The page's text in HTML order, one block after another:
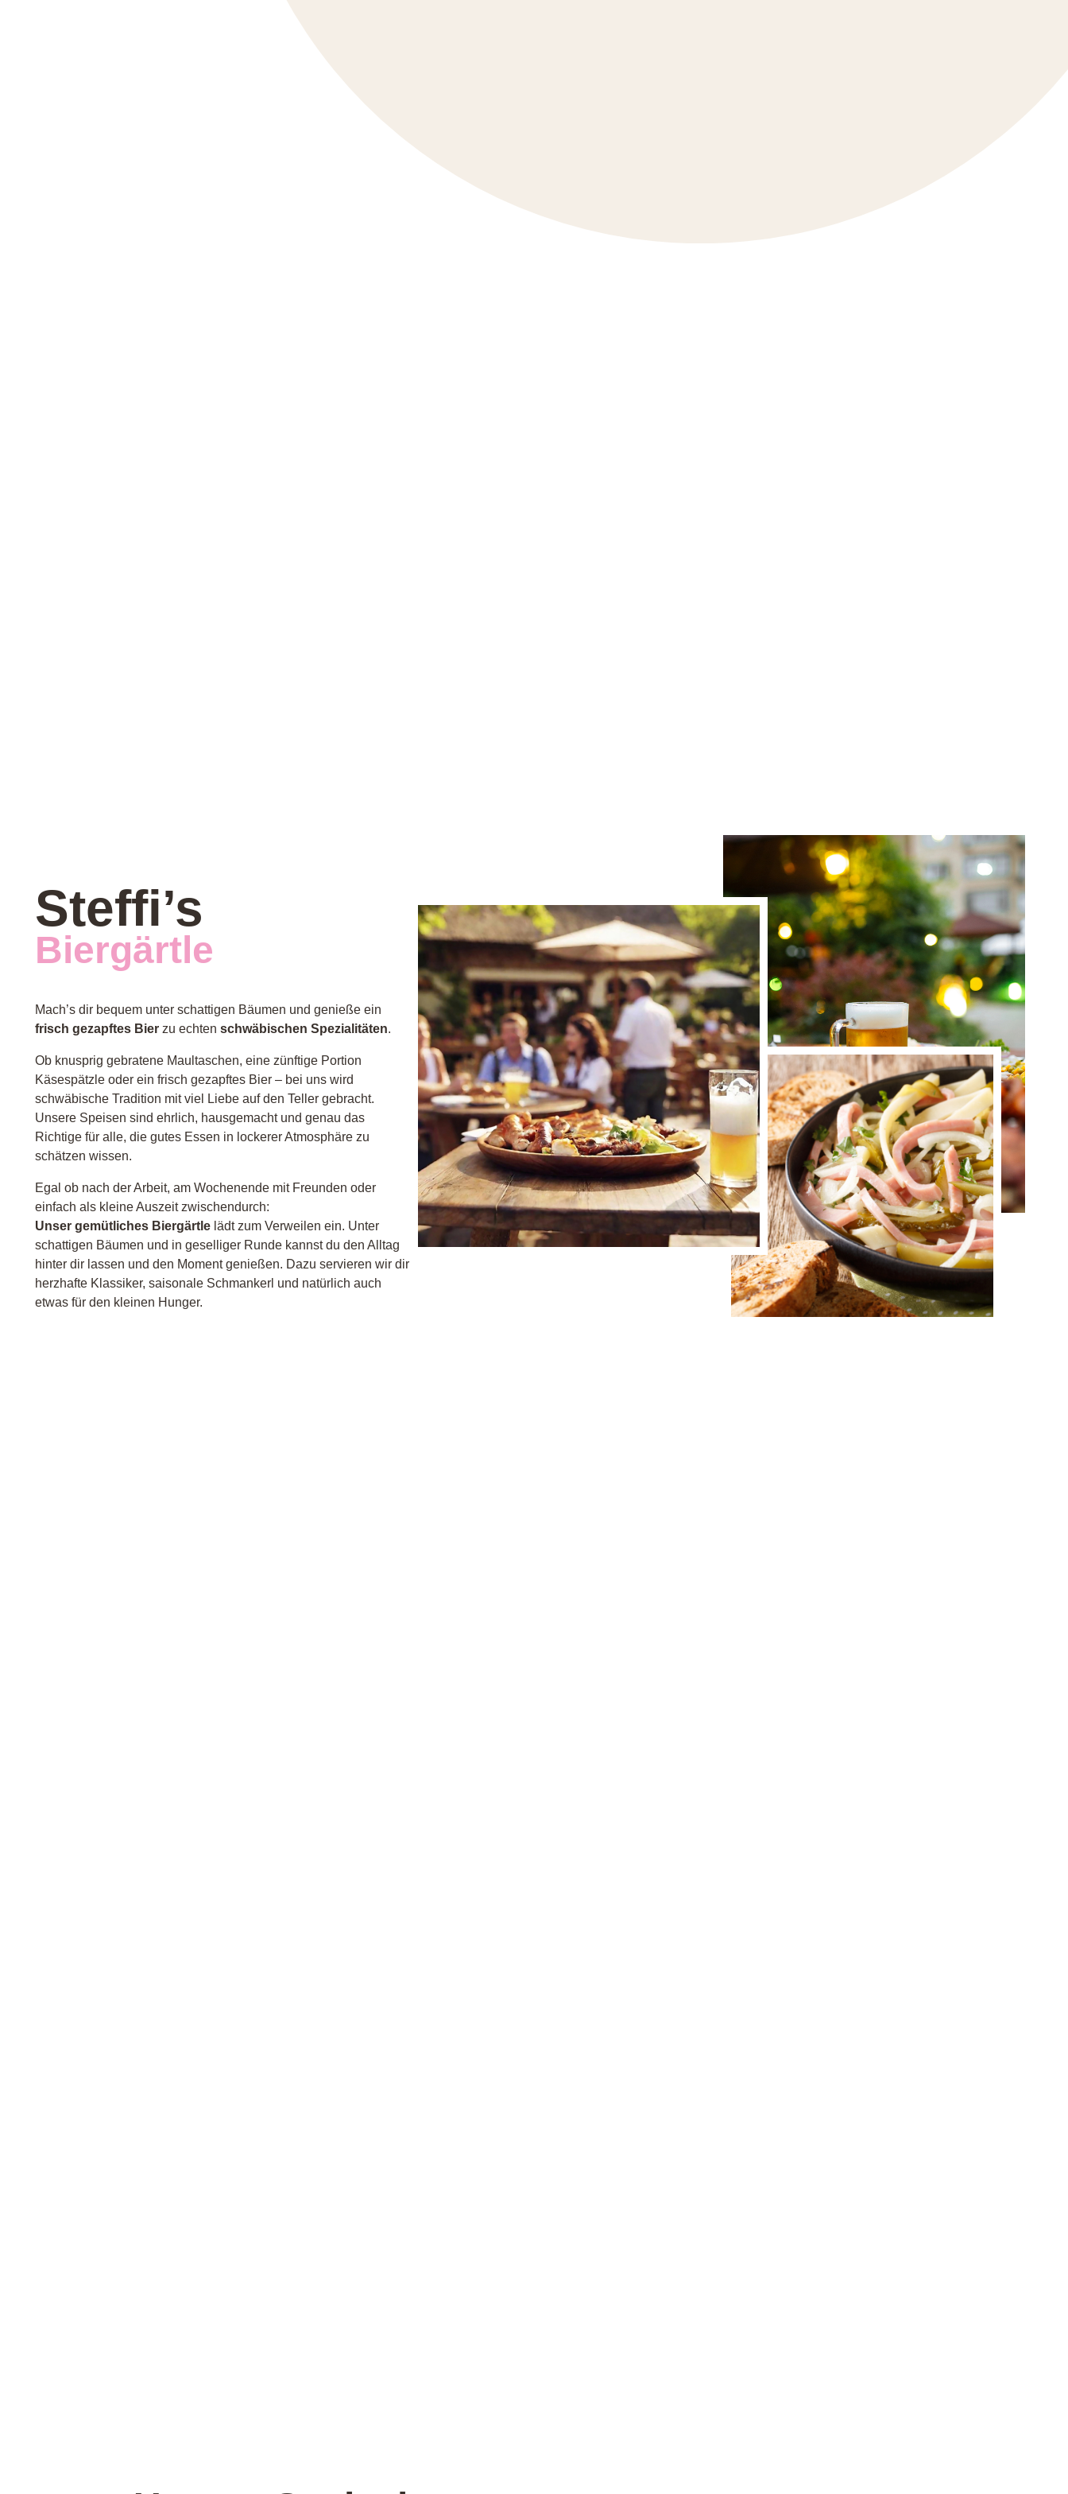
Steffi’s
Biergärtle
Mach’s dir bequem unter schattigen Bäumen und genieße ein
frisch gezapftes Bier zu echten schwäbischen Spezialitäten.
Ob knusprig gebratene Maultaschen, eine zünftige Portion
Käsespätzle oder ein frisch gezapftes Bier – bei uns wird
schwäbische Tradition mit viel Liebe auf den Teller gebracht.
Unsere Speisen sind ehrlich, hausgemacht und genau das
Richtige für alle, die gutes Essen in lockerer Atmosphäre zu
schätzen wissen.
Egal ob nach der Arbeit, am Wochenende mit Freunden oder
einfach als kleine Auszeit zwischendurch:
Unser gemütliches Biergärtle lädt zum Verweilen ein. Unter
schattigen Bäumen und in geselliger Runde kannst du den Alltag
hinter dir lassen und den Moment genießen. Dazu servieren wir dir
herzhafte Klassiker, saisonale Schmankerl und natürlich auch
etwas für den kleinen Hunger.